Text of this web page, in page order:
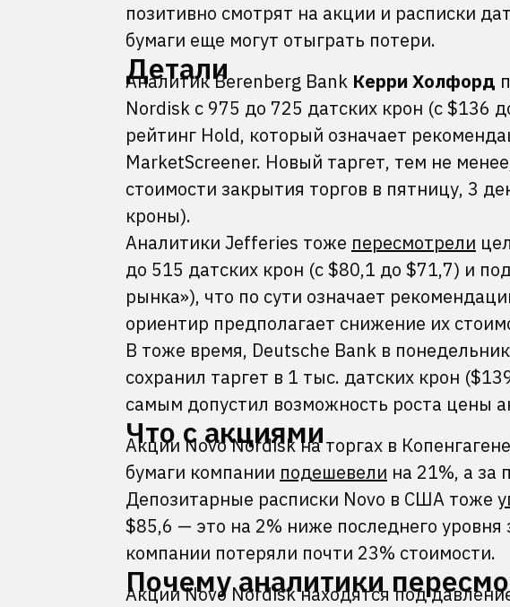
позитивно смотрят на акции и расписки
бумаги еще могут отыграть потери.
Детали
Аналитик Berenberg Bank Керри Холфорд
Nordisk с 975 до 725 датских крон (с $136
рейтинг Hold, который означает
MarketScreener. Новый таргет, тем не
стоимости закрытия торгов в пятницу, 3
кроны).
Аналитики Jefferies тоже пересмотрели
до 515 датских крон (c $80,1 до $71,7) и
рынка»), что по сути означает
ориентир предполагает снижение их
В тоже время, Deutsche Bank в понедельник
сохранил таргет в 1 тыс. датских крон
самым допустил возможность роста цены
Что с акциями
Акции Novo Nordisk на торгах в Копенгагене
бумаги компании подешевели на 21%, а за
Депозитарные расписки Novo в США тоже
$85,6 — это на 2% ниже последнего
компании потеряли почти 23% стоимости.
Почему аналитики
Акции Novo Nordisk находятся под